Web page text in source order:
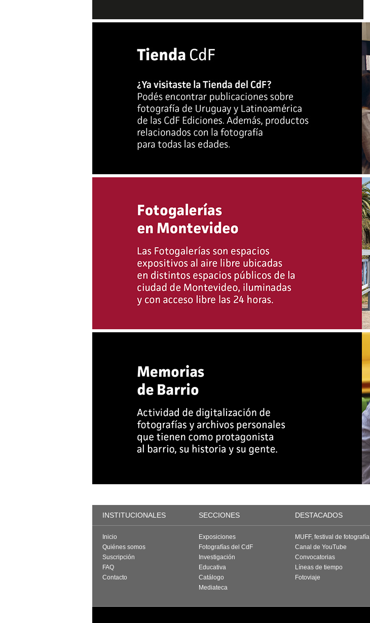
INSTITUCIONALES SECCIONES DESTACADOS
Inicio
Quiénes somos
Suscripción
FAQ
Contacto
Exposiciones
Fotografías del CdF
Investigación
Educativa
Catálogo
Mediateca
MUFF, festival de fotografía
Canal de YouTube
Convocatorias
Líneas de tiempo
Fotoviaje